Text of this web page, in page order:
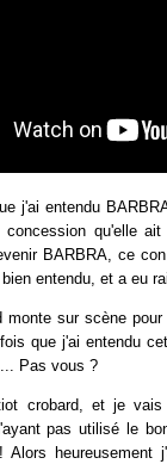
j'ai entendu
qu'elle
BARBRA, ce
entendu, et a eu
monte sur scène
que j'ai entendu
Pas vous ?
crobard, et je
pas utilisé le
Alors heureusement